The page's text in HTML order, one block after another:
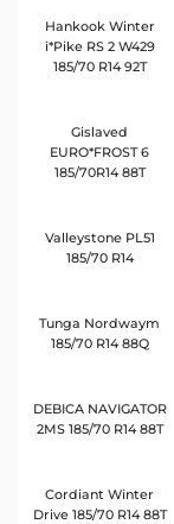
Hankook Winter
i*Pike RS 2 W429
185/70 R14 92T
Gislaved
EURO*FROST 6
185/70R14 88T
Valleystone PL51
185/70 R14
Tunga Nordwaym
185/70 R14 88Q
DEBICA NAVIGATOR
2MS 185/70 R14 88T
Cordiant Winter
Drive 185/70 R14 88T